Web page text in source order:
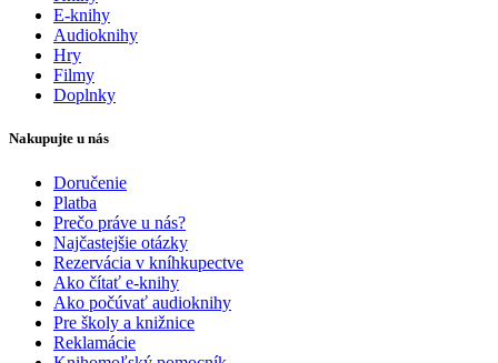
E-knihy
Audioknihy
Hry
Filmy
Doplnky
Nakupujte u nás
Doručenie
Platba
Prečo práve u nás?
Najčastejšie otázky
Rezervácia v kníhkupectve
Ako čítať e-knihy
Ako počúvať audioknihy
Pre školy a knižnice
Reklamácie